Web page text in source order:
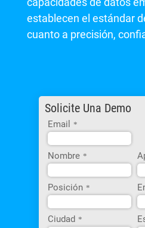
establecen el estándar
cuanto a precisión,
Solicite Una Demo
Email *
Nombre *
Posición *
Ciudad *